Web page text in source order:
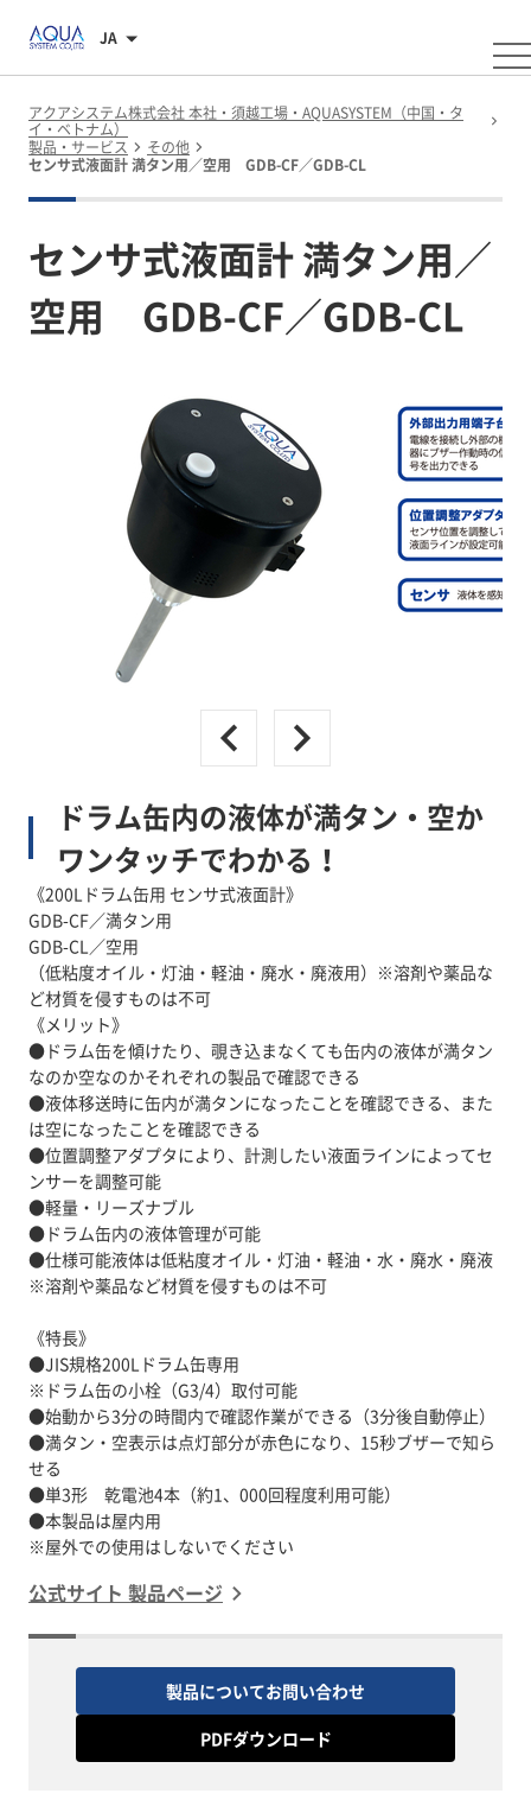
JA
アクアシステム株式会社 本社・須越工場・AQUASYSTEM（中国・タ
イ・ベトナム）
製品・サービス
その他
センサ式液面計 満タン用／空用 GDB-CF／GDB-CL
センサ式液面計 満タン用／
空用 GDB-CF／GDB-CL
ドラム缶内の液体が満タン・空か
ワンタッチでわかる！
《200Lドラム缶用 センサ式液面計》
GDB-CF／満タン用
GDB-CL／空用
（低粘度オイル・灯油・軽油・廃水・廃液用）※溶剤や薬品な
ど材質を侵すものは不可
《メリット》
●ドラム缶を傾けたり、覗き込まなくても缶内の液体が満タン
なのか空なのかそれぞれの製品で確認できる
●液体移送時に缶内が満タンになったことを確認できる、また
は空になったことを確認できる
●位置調整アダプタにより、計測したい液面ラインによってセ
ンサーを調整可能
●軽量・リーズナブル
●ドラム缶内の液体管理が可能
●仕様可能液体は低粘度オイル・灯油・軽油・水・廃水・廃液
※溶剤や薬品など材質を侵すものは不可
《特長》
●JIS規格200Lドラム缶専用
※ドラム缶の小栓（G3/4）取付可能
●始動から3分の時間内で確認作業ができる（3分後自動停止）
●満タン・空表示は点灯部分が赤色になり、15秒ブザーで知ら
せる
●単3形 乾電池4本（約1、000回程度利用可能）
●本製品は屋内用
公式サイト 製品ページ
製品についてお問い合わせ
PDFダウンロード